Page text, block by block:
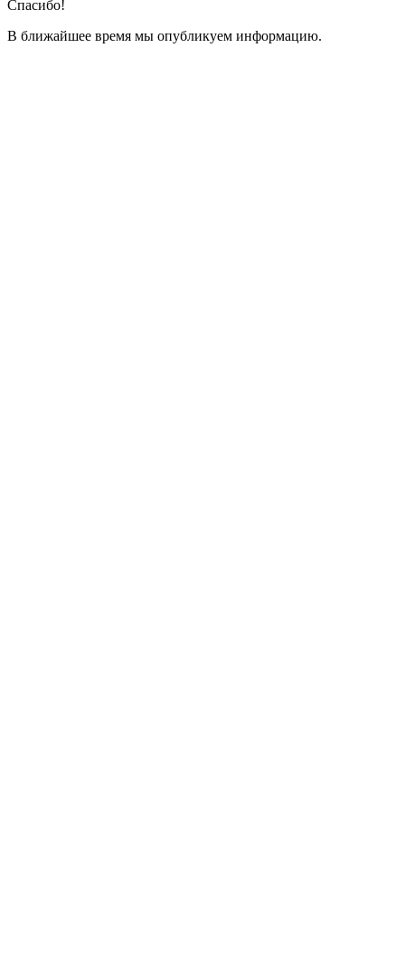
Спасибо!
В ближайшее время мы опубликуем информацию.